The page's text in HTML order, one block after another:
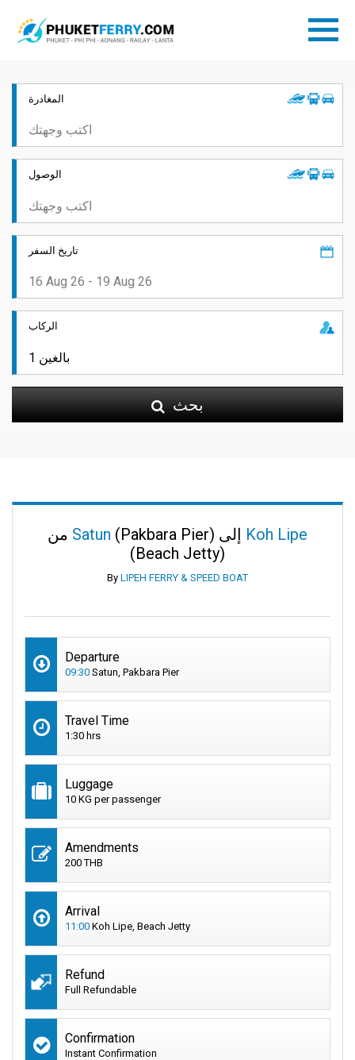
المغادرة
الوصول
تاريخ السفر
الركاب
بحث
Satun
Koh Lipe
(Beach Jetty)
By LIPEH FERRY & SPEED BOAT
Departure
09:30 Satun, Pakbara Pier
Travel Time
1:30 hrs
Luggage
10 KG per passenger
Amendments
200 THB
Arrival
11:00 Koh Lipe, Beach Jetty
Refund
Full Refundable
Confirmation
Instant Confirmation